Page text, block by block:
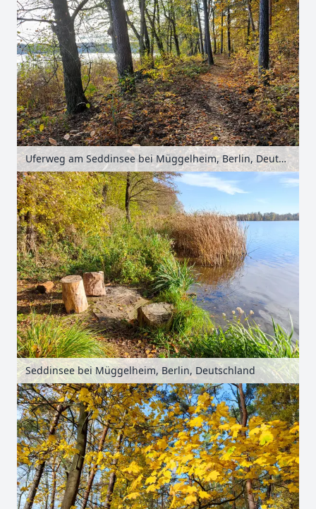
Uferweg am Seddinsee bei Müggelheim, Berlin, Deutschland
Seddinsee bei Müggelheim, Berlin, Deutschland